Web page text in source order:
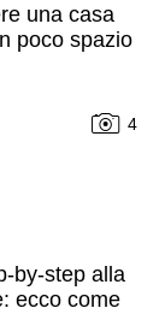
una casa
poco spazio
4
by-step alla
ecco come